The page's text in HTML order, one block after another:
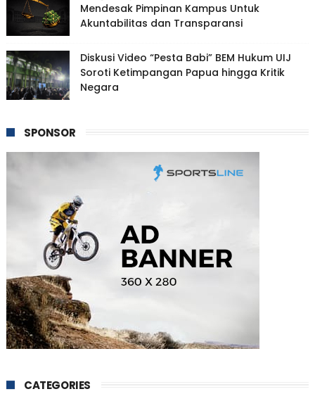
Mendesak Pimpinan Kampus Untuk
Akuntabilitas dan Transparansi
Diskusi Video “Pesta Babi” BEM Hukum UIJ
Soroti Ketimpangan Papua hingga Kritik
Negara
SPONSOR
CATEGORIES